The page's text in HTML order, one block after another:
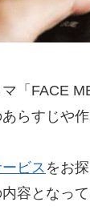
「FACE
らすじや
ビス をお
容となって